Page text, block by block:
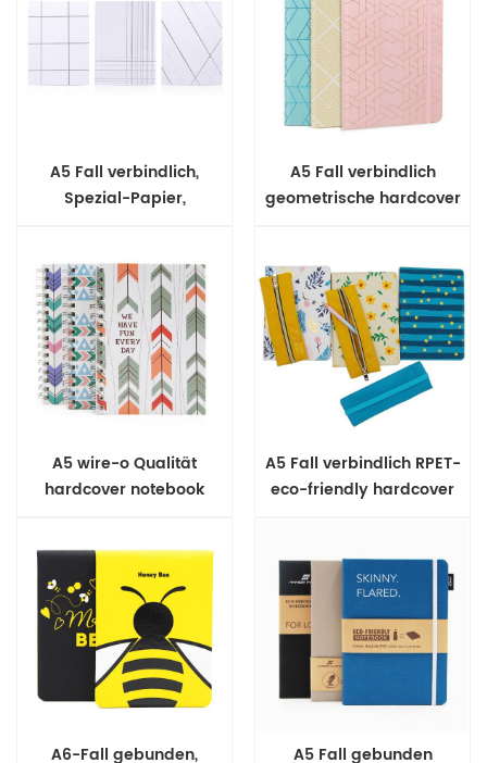
A5 Fall verbindlich,
Spezial-Papier,
A5 Fall verbindlich
geometrische hardcover
A5 wire-o Qualität
hardcover notebook
A5 Fall verbindlich RPET-
eco-friendly hardcover
A6-Fall gebunden,
A5 Fall gebunden